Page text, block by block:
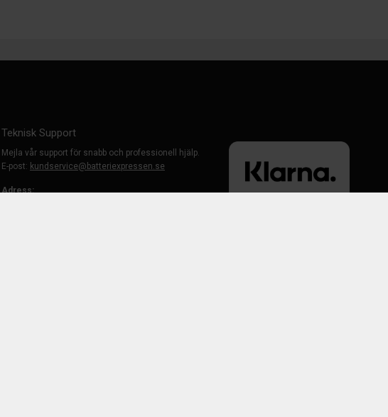
Teknisk Support
Mejla vår support för snabb och professionell hjälp.
E-post: kundservice@batteriexpressen.se
Adress: